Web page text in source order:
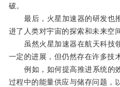
破。
最后，火星加速器的研发也
进了人类对宇宙的探索和未来空
虽然火星加速器在航天科技
一定的进展，但仍然存在许多技
例如，如何提高推进系统的
过程中的能量供应与储存问题，